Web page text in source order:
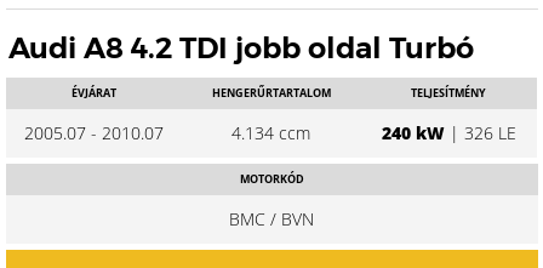
Audi A8 4.2 TDI jobb oldal Turbó
ÉVJÁRAT
2005.07 - 2010.07
HENGERŰRTARTALOM
4.134 ccm
TELJESÍTMÉNY
240 kW| 326 LE
MOTORKÓD
BMC / BVN